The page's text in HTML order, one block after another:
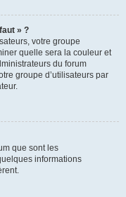
» ?
votre groupe
quelle sera la couleur et
du forum
groupe d’utilisateurs par
que sont les
informations